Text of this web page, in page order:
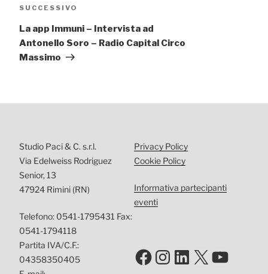
Articolo
SUCCESSIVO
La app Immuni – Intervista ad
Antonello Soro – Radio Capital Circo
Massimo
Studio Paci & C. s.r.l.
Via Edelweiss Rodriguez
Senior, 13
47924 Rimini (RN)
Telefono: 0541-1795431 Fax:
0541-1794118
Partita IVA/C.F.:
04358350405
Privacy Policy
Cookie Policy
Informativa partecipanti
eventi
Facebook
Instagram
LinkedIn
X